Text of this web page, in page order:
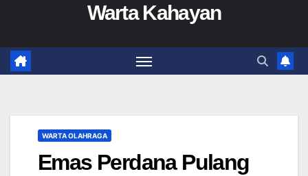
Warta Kahayan
WARTA OLAHRAGA
Emas Perdana Pulang